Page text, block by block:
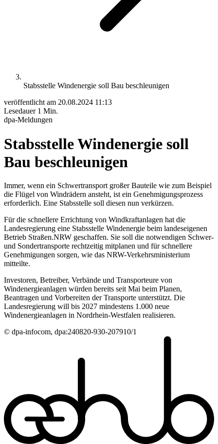
Stabsstelle Windenergie soll Bau beschleunigen
veröffentlicht am 20.08.2024 11:13
Lesedauer 1 Min.
dpa-Meldungen
Stabsstelle Windenergie soll
Bau beschleunigen
Immer, wenn ein Schwertransport großer Bauteile wie zum Beispiel
die Flügel von Windrädern ansteht, ist ein Genehmigungsprozess
erforderlich. Eine Stabsstelle soll diesen nun verkürzen.
Für die schnellere Errichtung von Windkraftanlagen hat die
Landesregierung eine Stabsstelle Windenergie beim landeseigenen
Betrieb Straßen.NRW geschaffen. Sie soll die notwendigen Schwer-
und Sondertransporte rechtzeitig mitplanen und für schnellere
Genehmigungen sorgen, wie das NRW-Verkehrsministerium
mitteilte.
Investoren, Betreiber, Verbände und Transporteure von
Windenergieanlagen würden bereits seit Mai beim Planen,
Beantragen und Vorbereiten der Transporte unterstützt. Die
Landesregierung will bis 2027 mindestens 1.000 neue
Windenergieanlagen in Nordrhein-Westfalen realisieren.
© dpa-infocom, dpa:240820-930-207910/1